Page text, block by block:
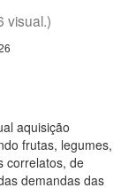
visual.)
aquisição
frutas, legumes,
correlatos, de
demandas das